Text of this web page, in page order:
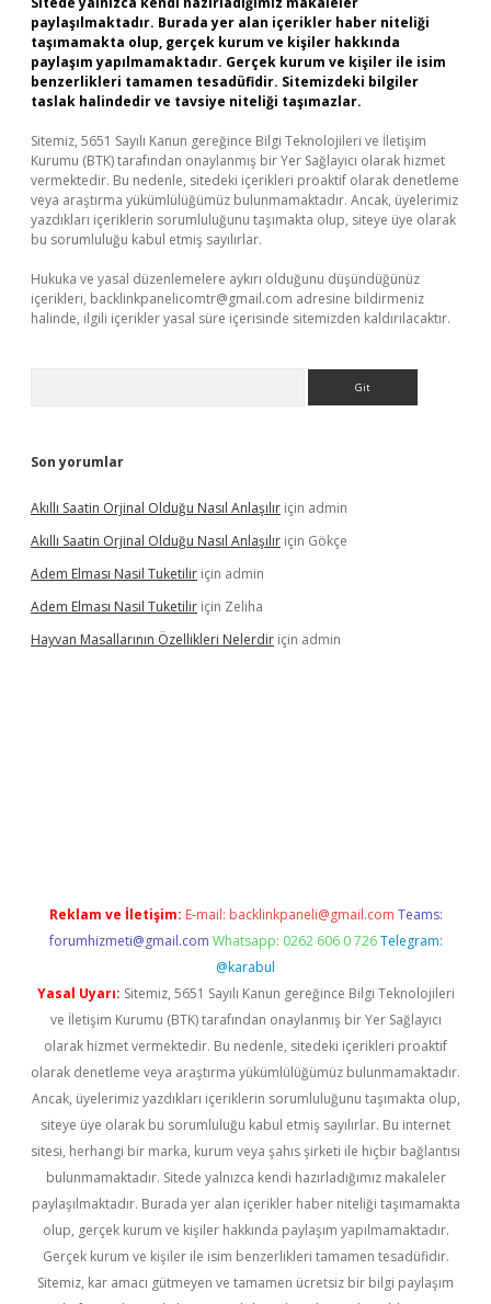
paylaşılmaktadır. Burada yer alan içerikler haber niteliği
taşımamakta olup, gerçek kurum ve kişiler hakkında
paylaşım yapılmamaktadır. Gerçek kurum ve kişiler ile isim
benzerlikleri tamamen tesadüfidir. Sitemizdeki bilgiler
taslak halindedir ve tavsiye niteliği taşımazlar.
Sitemiz, 5651 Sayılı Kanun gereğince Bilgi Teknolojileri ve İletişim
Kurumu (BTK) tarafından onaylanmış bir Yer Sağlayıcı olarak hizmet
vermektedir. Bu nedenle, sitedeki içerikleri proaktif olarak denetleme
veya araştırma yükümlülüğümüz bulunmamaktadır. Ancak, üyelerimiz
yazdıkları içeriklerin sorumluluğunu taşımakta olup, siteye üye olarak
bu sorumluluğu kabul etmiş sayılırlar.
Hukuka ve yasal düzenlemelere aykırı olduğunu düşündüğünüz
içerikleri, backlinkpanelicomtr@gmail.com adresine bildirmeniz
halinde, ilgili içerikler yasal süre içerisinde sitemizden kaldırılacaktır.
Son yorumlar
Akıllı Saatin Orjinal Olduğu Nasıl Anlaşılır için admin
Akıllı Saatin Orjinal Olduğu Nasıl Anlaşılır için Gökçe
Adem Elması Nasil Tuketilir için admin
Adem Elması Nasil Tuketilir için Zeliha
Hayvan Masallarının Özellikleri Nelerdir için admin
Reklam ve İletişim: E-mail: backlinkpaneli@gmail.com Teams:
forumhizmeti@gmail.com Whatsapp: 0262 606 0 726 Telegram:
@karabul
Yasal Uyarı: Sitemiz, 5651 Sayılı Kanun gereğince Bilgi Teknolojileri
ve İletişim Kurumu (BTK) tarafından onaylanmış bir Yer Sağlayıcı
olarak hizmet vermektedir. Bu nedenle, sitedeki içerikleri proaktif
olarak denetleme veya araştırma yükümlülüğümüz bulunmamaktadır.
Ancak, üyelerimiz yazdıkları içeriklerin sorumluluğunu taşımakta olup,
siteye üye olarak bu sorumluluğu kabul etmiş sayılırlar. Bu internet
sitesi, herhangi bir marka, kurum veya şahıs şirketi ile hiçbir bağlantısı
bulunmamaktadır. Sitede yalnızca kendi hazırladığımız makaleler
paylaşılmaktadır. Burada yer alan içerikler haber niteliği taşımamakta
olup, gerçek kurum ve kişiler hakkında paylaşım yapılmamaktadır.
Gerçek kurum ve kişiler ile isim benzerlikleri tamamen tesadüfidir.
Sitemiz, kar amacı gütmeyen ve tamamen ücretsiz bir bilgi paylaşım